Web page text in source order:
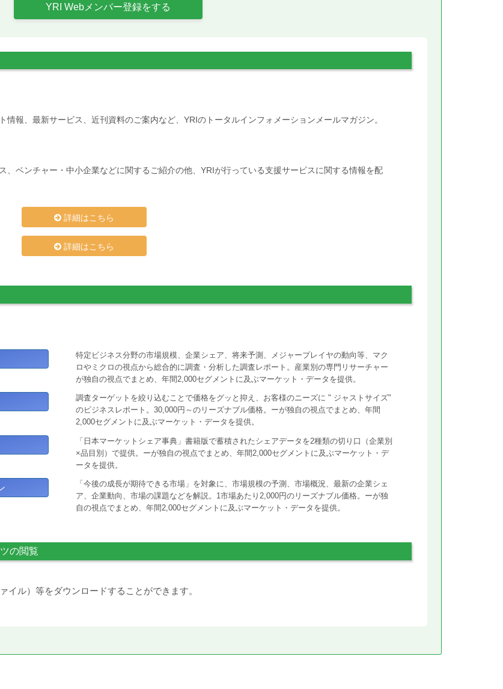
YRI Webメンバー登録をする
報、最新サービス、近刊資料のご案内など、YRIのトータルインフォメーションメールマガジン。
、ベンチャー・中小企業などに関するご紹介の他、YRIが行っている支援サービスに関する情報を配
詳細はこちら
詳細はこちら
特定ビジネス分野の市場規模、企業シェア、将来予測、メジャープレイヤの動向等、マク
ロやミクロの視点から総合的に調査・分析した調査レポート。産業別の専門リサーチャー
が独自の視点でまとめ、年間2,000セグメントに及ぶマーケット・データを提供。
調査ターゲットを絞り込むことで価格をグッと抑え、お客様のニーズに " ジャストサイズ"
のビジネスレポート。30,000円～のリーズナブル価格。ーが独自の視点でまとめ、年間
2,000セグメントに及ぶマーケット・データを提供。
「日本マーケットシェア事典」書籍版で蓄積されたシェアデータを2種類の切り口（企業別
×品目別）で提供。ーが独自の視点でまとめ、年間2,000セグメントに及ぶマーケット・デ
ータを提供。
「今後の成長が期待できる市場」を対象に、市場規模の予測、市場概況、最新の企業シェ
ア、企業動向、市場の課題などを解説。1市場あたり2,000円のリーズナブル価格。ーが独
自の視点でまとめ、年間2,000セグメントに及ぶマーケット・データを提供。
の閲覧
ル）等をダウンロードすることができます。